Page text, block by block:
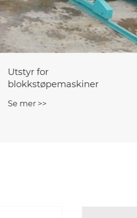
PVC-paller for blokker